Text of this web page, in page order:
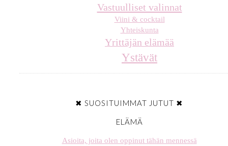
Vastuulliset valinnat
Viini & cocktail
Yhteiskunta
Yrittäjän elämää
Ystävät
✖ SUOSITUIMMAT JUTUT ✖
ELÄMÄ
Asioita, joita olen oppinut tähän mennessä